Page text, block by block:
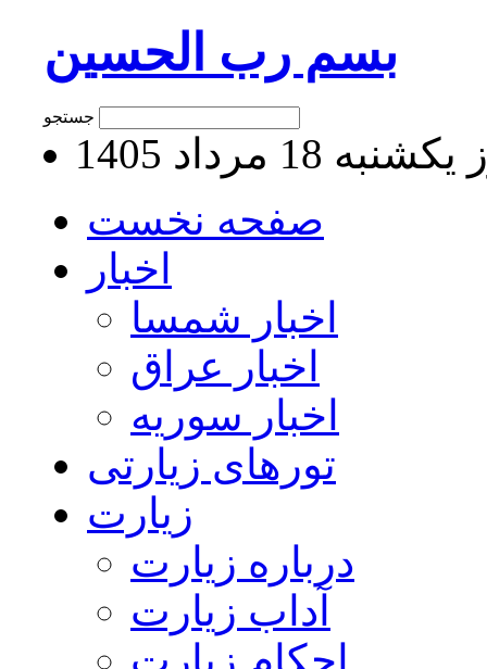
بسم رب الحسین
18 مرداد 1405
صفحه نخست
اخبار
اخبار شمسا
اخبار عراق
اخبار سوریه
تورهای زیارتی
زیارت
درباره زیارت
آداب زیارت
احکام زیارت